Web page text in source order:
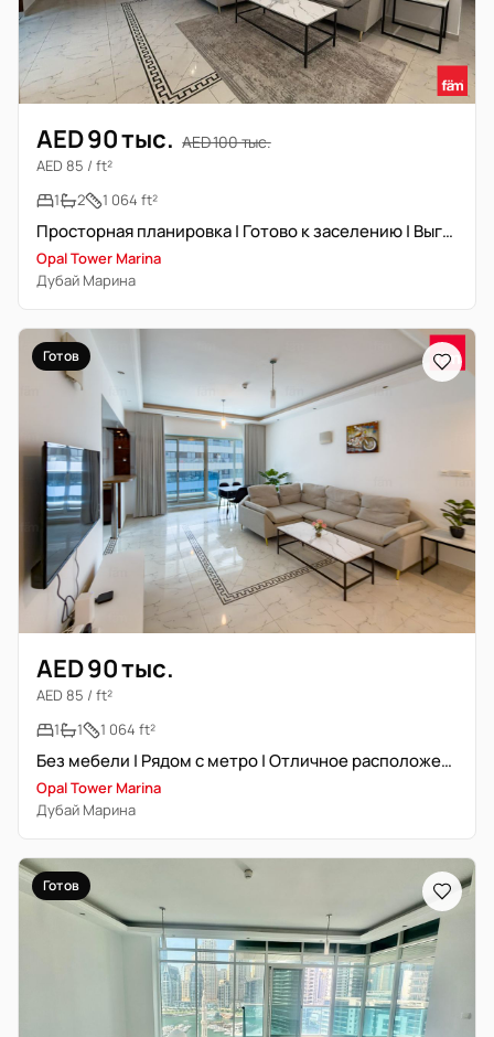
AED 90 тыс. AED 100 тыс.
AED 85 / ft²
1
2 1 064 ft²
Просторная планировка | Готово к заселению | Выгодная цена
Opal Tower Marina
Дубай Марина
Готов
AED 90 тыс.
AED 85 / ft²
1
1 1 064 ft²
Без мебели | Рядом с метро | Отличное расположение
Opal Tower Marina
Дубай Марина
Готов